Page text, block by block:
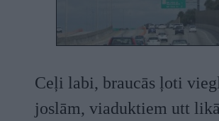
Ceļi labi, braucās ļoti
joslām, viaduktiem utt